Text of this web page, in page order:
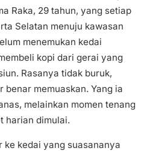
Raka, 29 tahun, yang setiap
Selatan menuju kawasan
menemukan kedai
kopi dari gerai yang
Rasanya tidak buruk,
memuaskan. Yang ia
melainkan momen tenang
harian dimulai.
ke kedai yang suasananya